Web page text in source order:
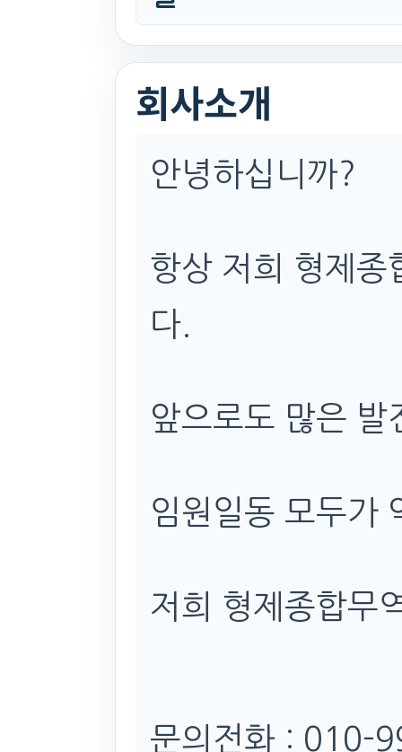
회사소개
안녕하십니까?
항상 저희 형제종
다.
앞으로도 많은 발
임원일동 모두가
저희 형제종합무
문의전화 : 010-